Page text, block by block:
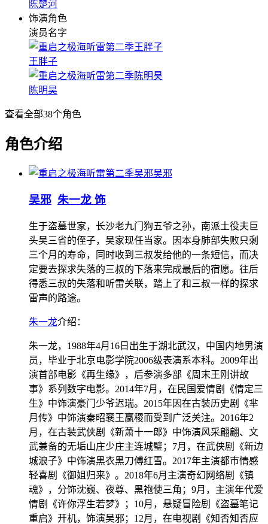
陈楚河
饰演角色
演员名字
王胖子
陈明昊
查看全部38个角色
角色介绍
吴邪
吴邪 朱一龙 饰
生于盗墓世家，长沙老九门狗五爷之孙，南派土役夫巨
头吴三省的侄子，吴家现任当家。因本身肺部失败只剩
三个月的寿命，同时收到三叔发给他的一条短信，而决
定要去探求失落的三叔的下落来完成最后的宿愿。往后
得悉三叔的失落和听雷关联，踏上了和三叔一样的探求
雷声的路途。
朱一龙介绍：
朱一龙，1988年4月16日出生于湖北武汉，中国内地男演
员，毕业于北京电影学院2006级表演系本科。2009年出
演首部电影《再生缘》，后参演多部《周末王刚讲故
事》系列数字电影。2014年7月，在民国爱情剧《情定三
生》中饰演豪门少爷迟瑞。2015年因在古装历史剧《芈
月传》中饰演秦昭襄王嬴稷而受到广泛关注。2016年2
月，在古装武侠剧《新萧十一郎》中饰演风采翩翩、文
武兼备的无垢山庄少庄主连城璧；7月，在武侠剧《新边
城浪子》中饰演黑衣黑刀傅红雪。2017年主演都市情感
轻喜剧《御姐归来》。2018年6月主演奇幻网络剧《镇
魂》，分饰沈巍、夜尊、黑袍使三角；9月，主演年代爱
情剧《许你浮生若梦》；10月，悬疑冒险剧《盗墓笔记
重启》开机，饰演吴邪；12月，在电视剧《知否知否应